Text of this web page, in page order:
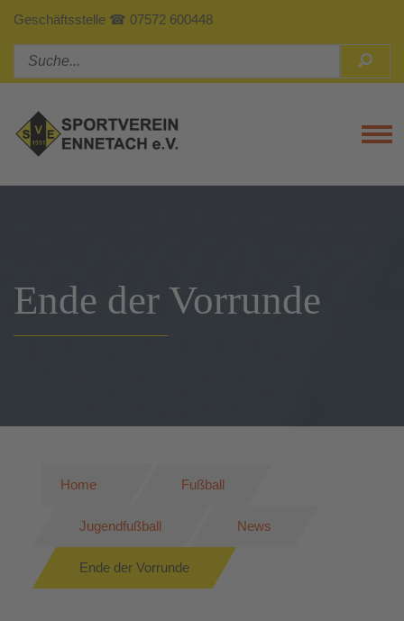
Geschäftsstelle ☎ 07572 600448
Ende der Vorrunde
Home Fußball
Jugendfußball News
Ende der Vorrunde